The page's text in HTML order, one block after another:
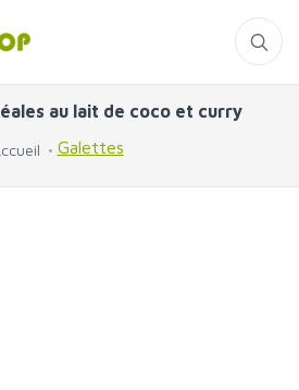
au lait de coco et curry
Galettes